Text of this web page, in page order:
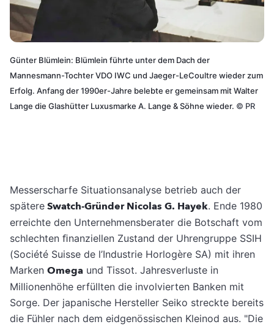
Günter Blümlein: Blümlein führte unter dem Dach der
Mannesmann-Tochter VDO IWC und Jaeger-LeCoultre wieder zum
Erfolg. Anfang der 1990er-Jahre belebte er gemeinsam mit Walter
Lange die Glashütter Luxusmarke A. Lange & Söhne wieder. © PR
Messerscharfe Situationsanalyse betrieb auch der
spätere Swatch-Gründer Nicolas G. Hayek. Ende 1980
erreichte den Unternehmensberater die Botschaft vom
schlechten ﬁnanziellen Zustand der Uhrengruppe SSIH
(Société Suisse de l’Industrie Horlogère SA) mit ihren
Marken Omega und Tissot. Jahresverluste in
Millionenhöhe erfüllten die involvierten Banken mit
Sorge. Der japanische Hersteller Seiko streckte bereits
die Fühler nach dem eidgenössischen Kleinod aus. "Die